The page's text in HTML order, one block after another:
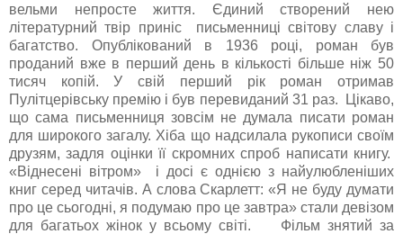
вельми непросте життя. Єдиний створений нею
літературний твір приніс письменниці світову славу і
багатство. Опублікований в 1936 році, роман був
проданий вже в перший день в кількості більше ніж 50
тисяч копій. У свій перший рік роман отримав
Пулітцерівську премію і був перевиданий 31 раз. Цікаво,
що сама письменниця зовсім не думала писати роман
для широкого загалу. Хіба що надсилала рукописи своїм
друзям, задля оцінки її скромних спроб написати книгу.
«Віднесені вітром» і досі є однією з найулюбленіших
книг серед читачів. А слова Скарлетт: «Я не буду думати
про це сьогодні, я подумаю про це завтра» стали девізом
для багатьох жінок у всьому світі. Фільм знятий за